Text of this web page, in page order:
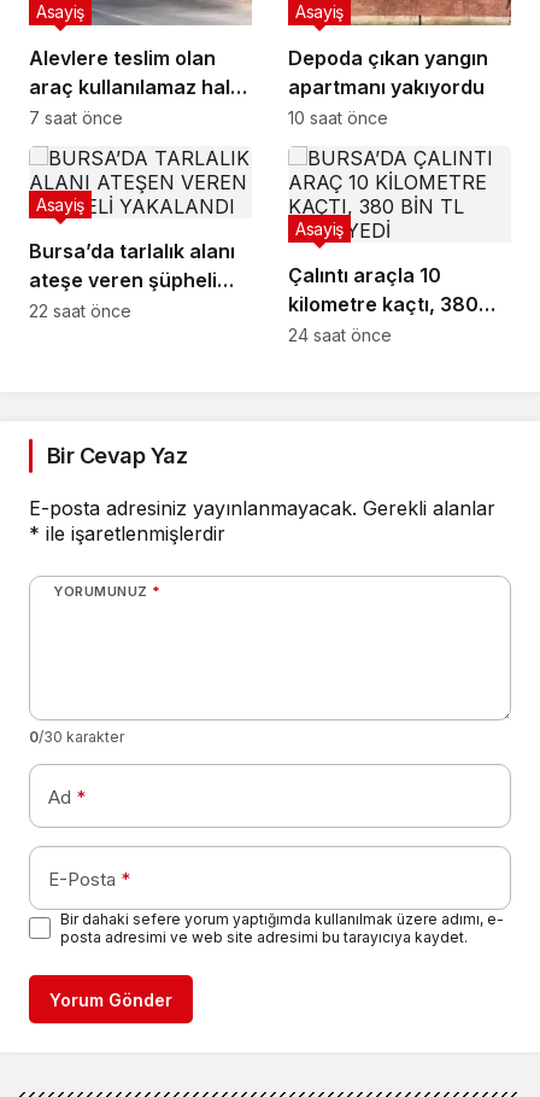
Alevlere teslim olan
araç kullanılamaz hale
geldi
Asayiş
7 saat önce
Depoda çıkan yangın
apartmanı yakıyordu
Asayiş
10 saat önce
Bursa’da tarlalık alanı
ateşe veren şüpheli
yakalandı
Asayiş
22 saat önce
Çalıntı araçla 10
kilometre kaçtı, 380
bin TL ceza yedi
Asayiş
24 saat önce
Bir Cevap Yaz
E-posta adresiniz yayınlanmayacak. Gerekli alanlar
* ile işaretlenmişlerdir
YORUMUNUZ *
0/30 karakter
Ad *
E-Posta *
Bir dahaki sefere yorum yaptığımda kullanılmak üzere adımı, e-
posta adresimi ve web site adresimi bu tarayıcıya kaydet.
Yorum Gönder